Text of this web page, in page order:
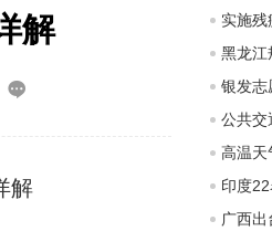
解

解
实施残
黑龙江
银发志
公共交
印度
广西